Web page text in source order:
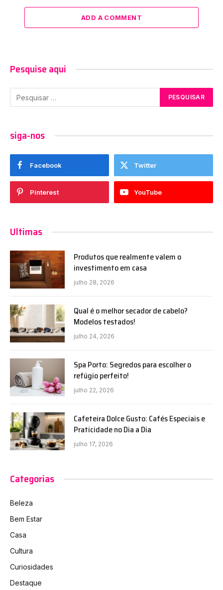
ADD A COMMENT
Pesquise aqui
siga-nos
Facebook Twitter
Pinterest YouTube
Ultimas
Produtos que realmente valem o
investimento em casa
julho 28, 2026
Qual é o melhor secador de cabelo?
Modelos testados!
julho 24, 2026
Spa Porto: Segredos para escolher o
refúgio perfeito!
julho 22, 2026
Cafeteira Dolce Gusto: Cafés Especiais e
Praticidade no Dia a Dia
julho 17, 2026
Categorias
Beleza
Bem Estar
Casa
Cultura
Curiosidades
Destaque